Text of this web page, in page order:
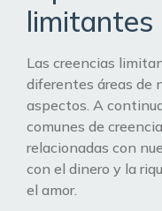
limitantes
Las creencias
diferentes áreas de
aspectos. A
comunes de
relacionadas con
con el dinero y la
el amor.